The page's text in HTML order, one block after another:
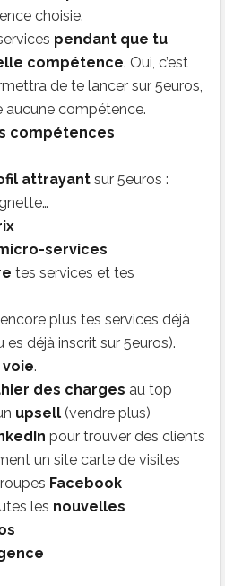
choisie.
pendant que tu
compétence. Oui, c’est
de te lancer sur 5euros,
aucune compétence.
compétences
attrayant sur 5euros :
services
tes services et tes
encore plus tes services déjà
déjà inscrit sur 5euros).
.
des charges au top
upsell (vendre plus)
pour trouver des clients
un site carte de visites
Facebook
les nouvelles